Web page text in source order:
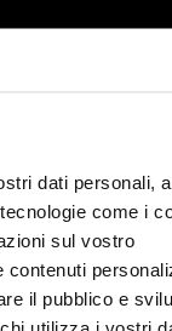
dati personali,
come i
sul vostro
contenuti
il pubblico e
utilizza i vostri
Close